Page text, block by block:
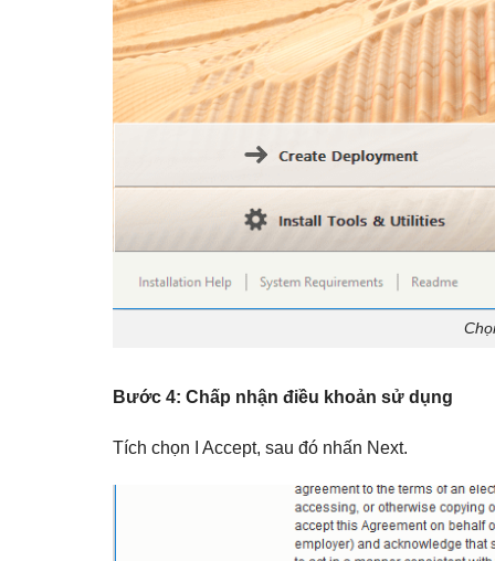
Bước 4: Chấp nhận điều khoản sử dụng
Tích chọn I Accept, sau đó nhấn Next.